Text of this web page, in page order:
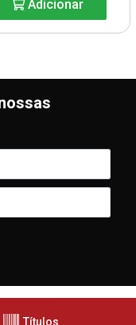
Adicionar
Títulos